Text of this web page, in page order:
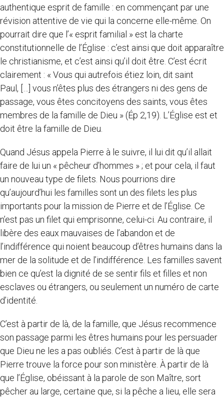
authentique esprit de famille : en commençant par une
révision attentive de vie qui la concerne elle-même. On
pourrait dire que l’« esprit familial » est la charte
constitutionnelle de l’Église : c’est ainsi que doit apparaître
le christianisme, et c’est ainsi qu’il doit être. C’est écrit
clairement : « Vous qui autrefois étiez loin, dit saint
Paul, […] vous n’êtes plus des étrangers ni des gens de
passage, vous êtes concitoyens des saints, vous êtes
membres de la famille de Dieu » (Ép 2,19). L’Église est et
doit être la famille de Dieu.
Quand Jésus appela Pierre à le suivre, il lui dit qu’il allait
faire de lui un « pêcheur d’hommes » ; et pour cela, il faut
un nouveau type de filets. Nous pourrions dire
qu’aujourd’hui les familles sont un des filets les plus
importants pour la mission de Pierre et de l’Église. Ce
n’est pas un filet qui emprisonne, celui-ci. Au contraire, il
libère des eaux mauvaises de l’abandon et de
l’indifférence qui noient beaucoup d’êtres humains dans la
mer de la solitude et de l’indifférence. Les familles savent
bien ce qu’est la dignité de se sentir fils et filles et non
esclaves ou étrangers, ou seulement un numéro de carte
d’identité.
C’est à partir de là, de la famille, que Jésus recommence
son passage parmi les êtres humains pour les persuader
que Dieu ne les a pas oubliés. C’est à partir de là que
Pierre trouve la force pour son ministère. À partir de là
que l’Église, obéissant à la parole de son Maître, sort
pêcher au large, certaine que, si la pêche a lieu, elle sera